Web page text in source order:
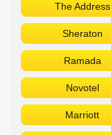
The Address
Sheraton
Ramada
Novotel
Marriott